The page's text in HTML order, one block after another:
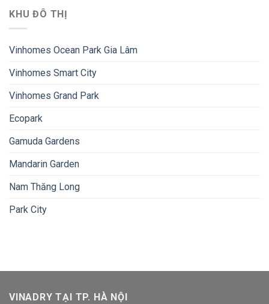
KHU ĐÔ THỊ
Vinhomes Ocean Park Gia Lâm
Vinhomes Smart City
Vinhomes Grand Park
Ecopark
Gamuda Gardens
Mandarin Garden
Nam Thăng Long
Park City
VINADRY TẠI TP. HÀ NỘI